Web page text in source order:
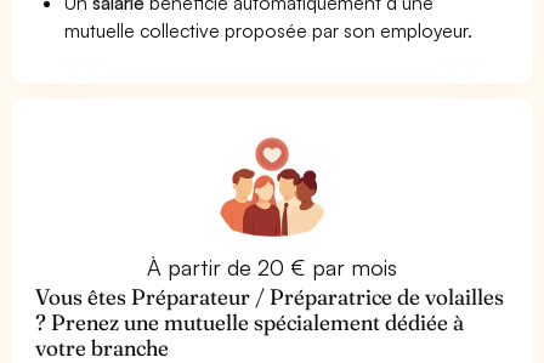
mutuelle collective proposée par son employeur.
À partir de 20 € par mois
Vous êtes Préparateur / Préparatrice de volailles
? Prenez une mutuelle spécialement dédiée à
votre branche